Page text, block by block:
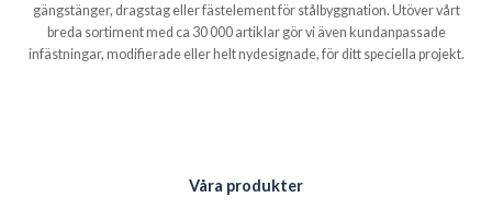
gängstänger, dragstag eller fästelement för stålbyggnation. Utöver vårt
breda sortiment med ca 30 000 artiklar gör vi även kundanpassade
infästningar, modifierade eller helt nydesignade, för ditt speciella projekt.
Våra produkter